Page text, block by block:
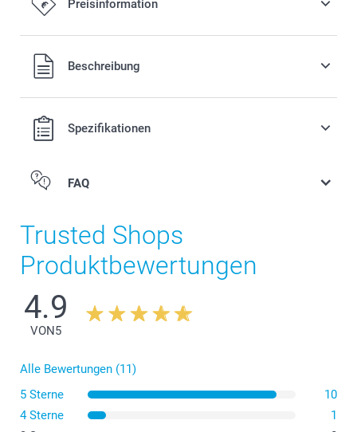
Ihren Kalender
24,00/Stück
Preisinformation
Alle Preise verstehen sich in EURO (€) inkl. MwSt. und zzgl.
Versandkosten.Beschreibung
Spezifikationen
FAQ
Trusted Shops
Produktbewertungen
4.9
VON5
Alle Bewertungen (11)
5 Sterne
10
4 Sterne
1